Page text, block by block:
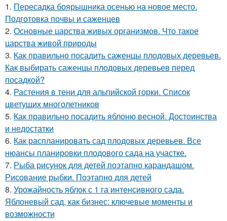
1. Пересадка боярышника осенью на новое место.
Подготовка почвы и саженцев
2. Основные царства живых организмов. Что такое
царства живой природы
3. Как правильно посадить саженцы плодовых деревьев.
Как выбирать саженцы плодовых деревьев перед
посадкой?
4. Растения в тени для альпийской горки. Список
цветущих многолетников
5. Как правильно посадить яблоню весной. Достоинства
и недостатки
6. Как распланировать сад плодовых деревьев. Все
нюансы планировки плодового сада на участке.
7. Рыба рисунок для детей поэтапно карандашом.
Рисование рыбки. Поэтапно для детей
8. Урожайность яблок с 1 га интенсивного сада.
Яблоневый сад, как бизнес: ключевые моменты и
возможности